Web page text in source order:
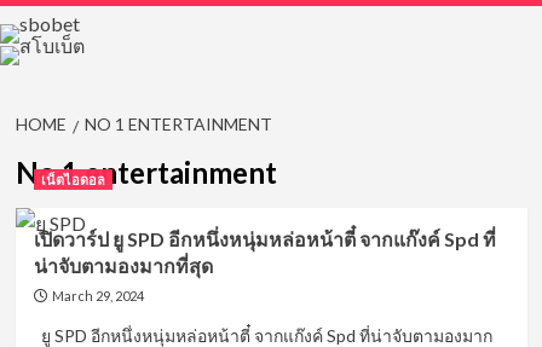
HOME NO 1 ENTERTAINMENT
No 1 entertainment
เน็ตไอดอล
เปิดวาร์ป ยู SPD อีกหนึ่งหนุ่มหล่อหน้าตี๋ จากแก๊งค์ Spd ที่
น่าจับตามองมากที่สุด
March 29, 2024
ยู SPD อีกหนึ่งหนุ่มหล่อหน้าตี๋ จากแก๊งค์ Spd ที่น่าจับตามองมาก